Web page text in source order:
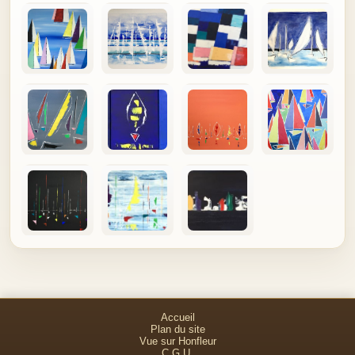
Expédition dès réception du règlement. Une facture et un
certificat d'authenticité accompagnent chaque tableau.
toute satisfaction, renvoyez-le sous 10 jours et il vous sera
remboursé hors frais de port.
valérie jouve, Artiste Peintre Professionnelle. Siret 344 524
012 00020
Accueil
Plan du site
Vue sur Honfleur